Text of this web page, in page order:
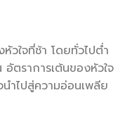
วใจที่ช้า โดยทั่วไปต่ำ
ตราการเต้นของหัวใจ
ำไปสู่ความอ่อนเพลีย